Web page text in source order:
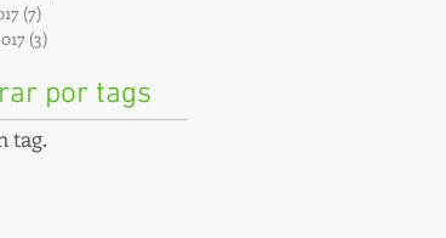
(7)
(3)
por tags
tag.